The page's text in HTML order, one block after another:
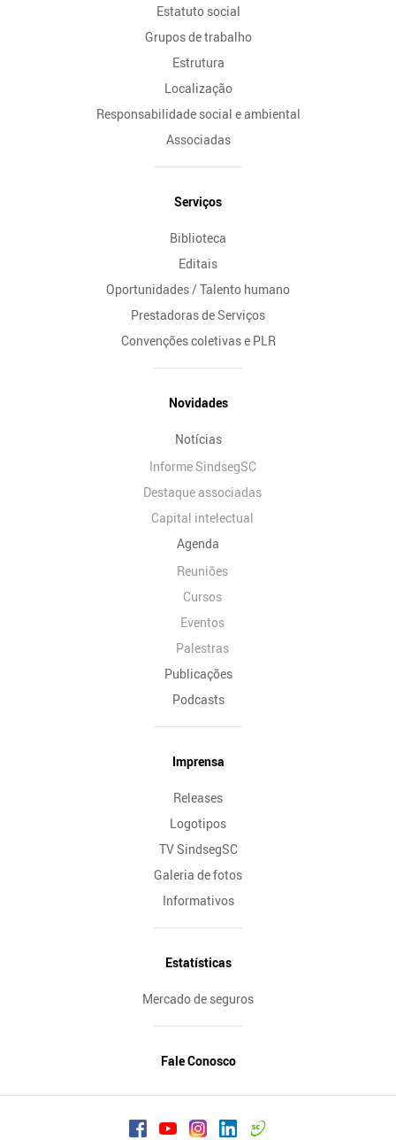
Estatuto social
Grupos de trabalho
Estrutura
Localização
Responsabilidade social e ambiental
Associadas
Serviços
Biblioteca
Editais
Oportunidades / Talento humano
Prestadoras de Serviços
Convenções coletivas e PLR
Novidades
Notícias
Informe SindsegSC
Destaque associadas
Capital intelectual
Agenda
Reuniões
Cursos
Eventos
Palestras
Publicações
Podcasts
Imprensa
Releases
Logotipos
TV SindsegSC
Galeria de fotos
Informativos
Estatísticas
Mercado de seguros
Fale Conosco